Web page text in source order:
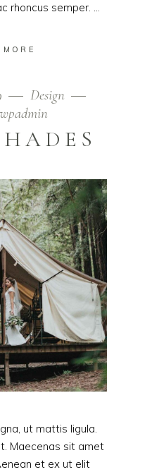
rhoncus semper.
Design
ut mattis ligula.
Maecenas sit amet
et ex ut elit